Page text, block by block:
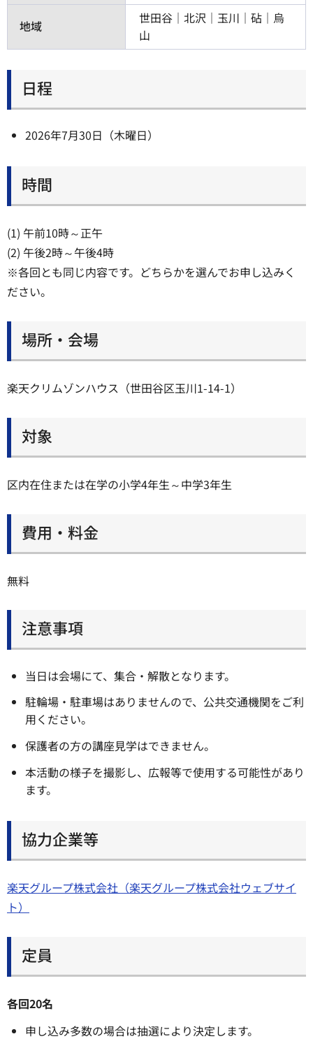
地域
世田谷｜北沢｜玉川｜砧｜烏
山
日程
2026年7月30日（木曜日）
時間
(1) 午前10時～正午
(2) 午後2時～午後4時
※各回とも同じ内容です。どちらかを選んでお申し込みく
ださい。
場所・会場
楽天クリムゾンハウス（世田谷区玉川1-14-1）
対象
区内在住または在学の小学4年生～中学3年生
費用・料金
無料
注意事項
当日は会場にて、集合・解散となります。
駐輪場・駐車場はありませんので、公共交通機関をご利
用ください。
保護者の方の講座見学はできません。
本活動の様子を撮影し、広報等で使用する可能性があり
ます。
協力企業等
楽天グループ株式会社（楽天グループ株式会社ウェブサイ
ト）
定員
各回20名
申し込み多数の場合は抽選により決定します。